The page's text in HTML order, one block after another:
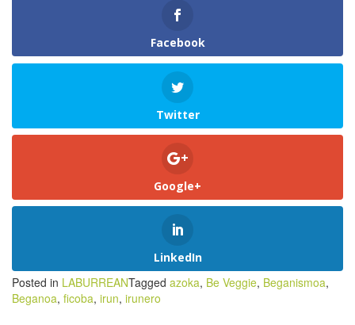
Facebook
Twitter
Google+
LinkedIn
Posted in LABURREANTagged azoka, Be Veggie, Beganismoa,
Beganoa, ficoba, irun, irunero